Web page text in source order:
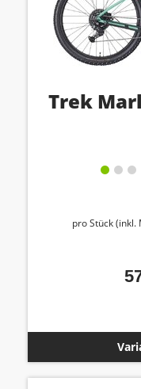
Trek
pro Stück (inkl.